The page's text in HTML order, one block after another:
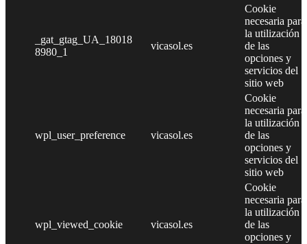
_gat_gtag_UA_18018
8980_1
vicasol.es
Cookie
necesaria para
la utilización
de las
opciones y
servicios del
sitio web
wpl_user_preference vicasol.es
Cookie
necesaria para
la utilización
de las
opciones y
servicios del
sitio web
wpl_viewed_cookie vicasol.es
Cookie
necesaria para
la utilización
de las
opciones y